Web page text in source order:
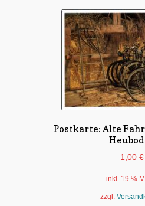
Postkarte: Alte
1,00 €
inkl. 19 %
zzgl.